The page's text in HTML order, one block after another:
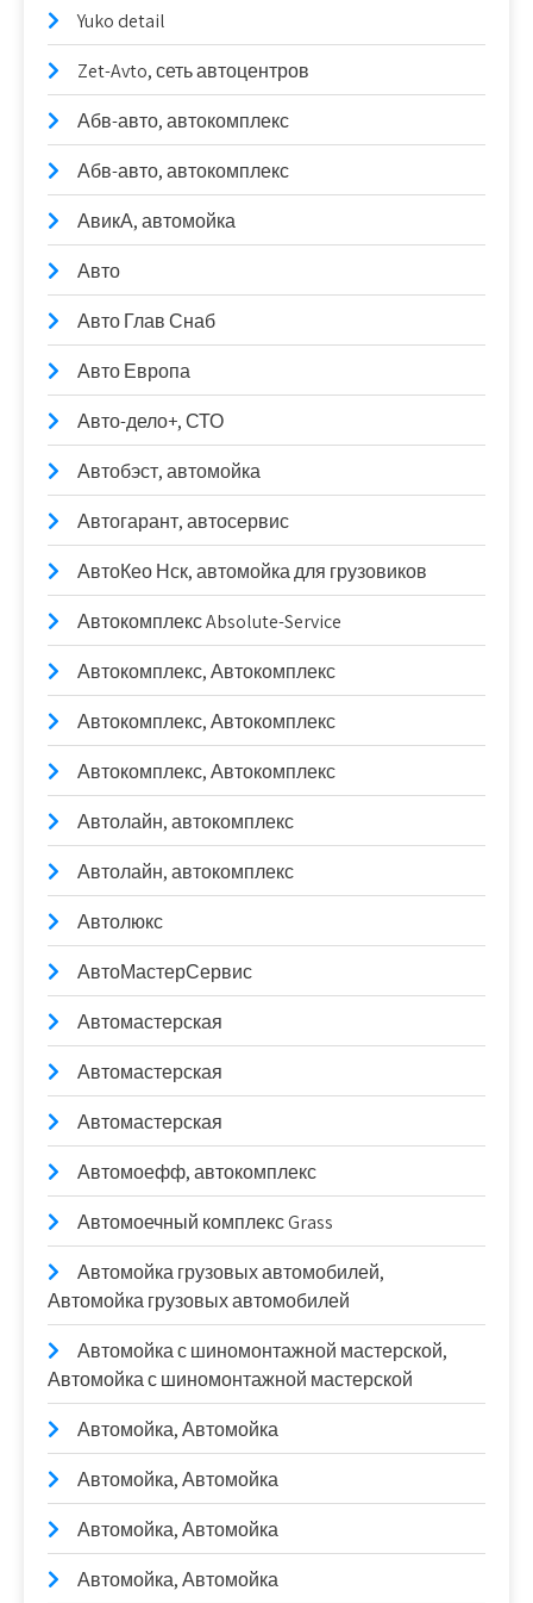
Yuko detail
Zet-Avto, сеть автоцентров
Абв-авто, автокомплекс
Абв-авто, автокомплекс
АвикА, автомойка
Авто
Авто Глав Снаб
Авто Европа
Авто-дело+, СТО
Автобэст, автомойка
Автогарант, автосервис
АвтоКео Нск, автомойка для грузовиков
Автокомплекс Absolute-Service
Автокомплекс, Автокомплекс
Автокомплекс, Автокомплекс
Автокомплекс, Автокомплекс
Автолайн, автокомплекс
Автолайн, автокомплекс
Автолюкс
АвтоМастерСервис
Автомастерская
Автомастерская
Автомастерская
Автомоефф, автокомплекс
Автомоечный комплекс Grass
Автомойка грузовых автомобилей,
Автомойка грузовых автомобилей
Автомойка с шиномонтажной мастерской,
Автомойка с шиномонтажной мастерской
Автомойка, Автомойка
Автомойка, Автомойка
Автомойка, Автомойка
Автомойка, Автомойка